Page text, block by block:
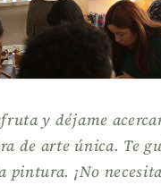
y déjame
de arte única. Te
pintura. ¡No